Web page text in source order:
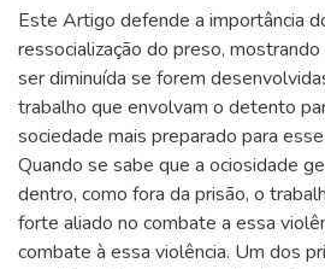
Este Artigo defende a importância
ressocialização do preso,
ser diminuída se forem
trabalho que envolvam o detento
sociedade mais preparado para
Quando se sabe que a ociosidade
dentro, como fora da prisão, o
forte aliado no combate a essa
combate à essa violência. Um dos